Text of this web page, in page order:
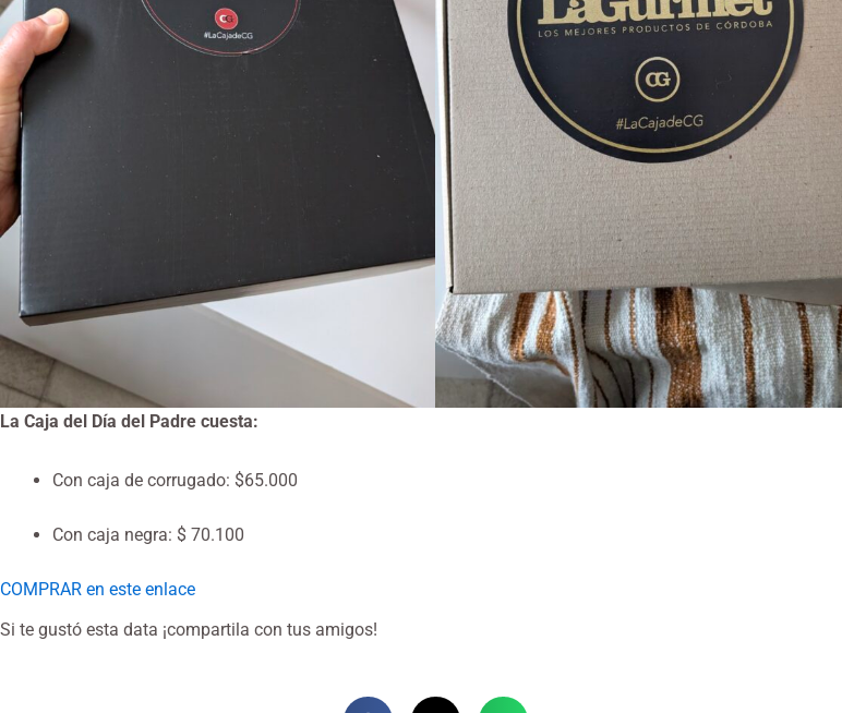
La Caja del Día del Padre cuesta:
Con caja de corrugado: $65.000
Con caja negra: $ 70.100
COMPRAR en este enlace
Si te gustó esta data ¡compartila con tus amigos!